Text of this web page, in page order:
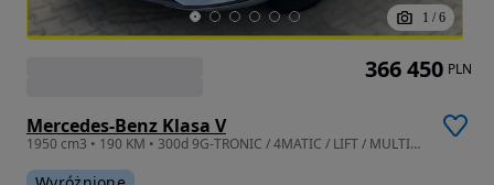
1 / 6
Mercedes-Benz Klasa V
1950 cm3 • 190 KM • 300d 9G-TRONIC / 4MATIC / LIFT / MULTIBEAM
366 450 PLN